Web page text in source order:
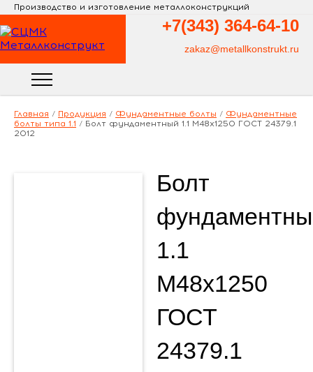
Производство и изготовление металлоконструкций
+7(343) 364-64-10
zakaz@metallkonstrukt.ru
Главная / Продукция / Фундаментные болты / Фундаментные
болты типа 1.1 / Болт фундаментный 1.1 М48х1250 ГОСТ 24379.1
2012
Болт
1.1
М48х1250
ГОСТ
24379.1